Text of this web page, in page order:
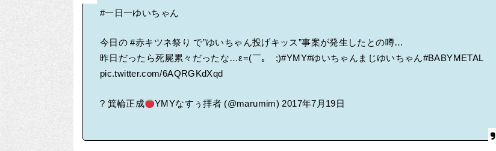
#一日一ゆいちゃん
今日の#赤キツネ祭り で”ゆいちゃん投げキッス”事案が発生したとの噂…
昨日だったら死屍累々だったな…ε=(￣｡￣;)#YMY#ゆいちゃんまじゆいちゃん#BABYMETAL
pic.twitter.com/6AQRGKdXqd
? 箕輪正成 YMYなすぅ拝者 (@marumim) 2017年7月19日